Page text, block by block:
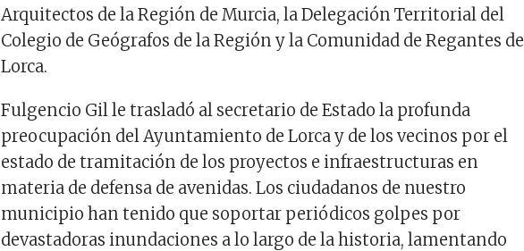
Arquitectos de la Región de Murcia, laDelegación Territorial del
Colegio de Geógrafos de la Región y la Comunidad de Regantes de
Lorca.
Fulgencio Gil le trasladó al secretario de Estadola profunda
preocupación del Ayuntamiento de Lorca y de los vecinos por el
estado de tramitación de los proyectos e infraestructuras en
materia de defensa de avenidas. Los ciudadanos de nuestro
municipio han tenido que soportar periódicos golpes por
devastadoras inundaciones a lo largo de la historia, lamentando